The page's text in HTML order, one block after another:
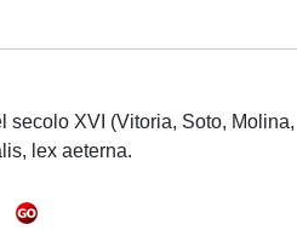
XVI (Vitoria, Soto, Molina,
lex aeterna.